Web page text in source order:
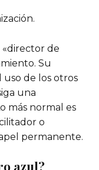
de
Su
uso de los otros
una
más normal es
o
permanente.
azul?